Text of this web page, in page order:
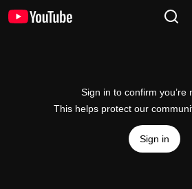
Sign in to confirm you’re
This helps protect our
Sign in